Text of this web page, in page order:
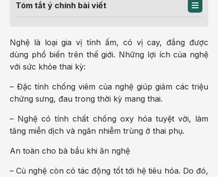
Tóm tắt ý chính bài viết
Nghệ là loại gia vị tính ấm, có vị cay, đắng được
dùng phổ biến trên thế giới. Những lợi ích của nghệ
với sức khỏe thai kỳ:
– Đặc tính chống viêm của nghệ giúp giảm các triệu
chứng sưng, đau trong thời kỳ mang thai.
– Nghệ có tính chất chống oxy hóa tuyệt vời, làm
tăng miễn dịch và ngăn nhiễm trùng ở thai phụ.
An toàn cho bà bầu khi ăn nghệ
– Củ nghệ còn có tác động tốt tới hệ tiêu hóa. Do đó,